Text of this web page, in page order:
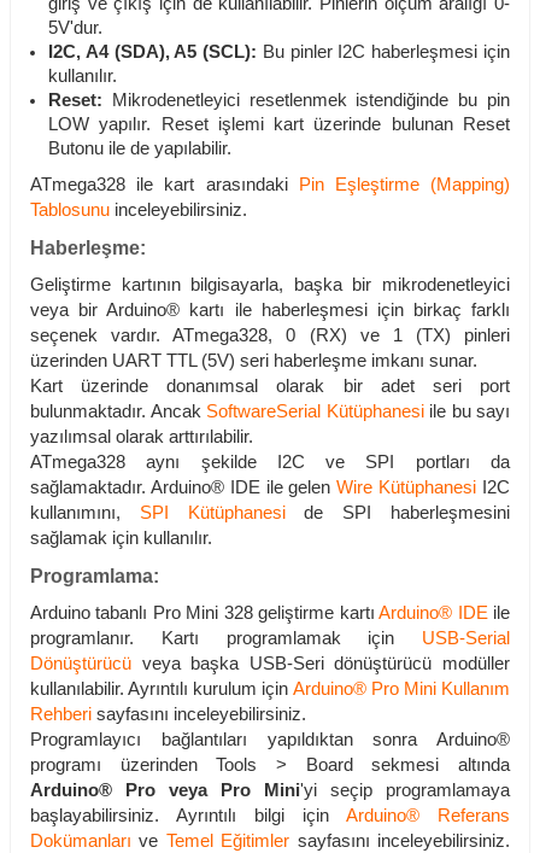
5V'dur.
I2C, A4 (SDA), A5 (SCL): Bu pinler I2C haberleşmesi için
kullanılır.
Reset:
Mikrodenetleyici resetlenmek istendiğinde bu pin
LOW yapılır. Reset işlemi kart üzerinde bulunan Reset
Butonu ile de yapılabilir.
ATmega328 ile kart arasındaki
Pin Eşleştirme (Mapping)
Tablosunu inceleyebilirsiniz.
Haberleşme:
Geliştirme kartının bilgisayarla, başka bir mikrodenetleyici
veya bir Arduino® kartı ile haberleşmesi için birkaç farklı
seçenek vardır. ATmega328, 0 (RX) ve 1 (TX) pinleri
üzerinden UART TTL (5V) seri haberleşme imkanı sunar.
Kart üzerinde donanımsal olarak bir adet seri port
bulunmaktadır. Ancak SoftwareSerial Kütüphanesiile bu sayı
yazılımsal olarak arttırılabilir.
ATmega328 aynı şekilde I2C ve SPI portları da
sağlamaktadır. Arduino® IDE ile gelenWire Kütüphanesi I2C
kullanımını, SPI Kütüphaneside SPI haberleşmesini
sağlamak için kullanılır.
Programlama:
Arduino tabanlı Pro Mini 328 geliştirme kartıArduino® IDE ile
programlanır. Kartı programlamak için USB-Serial
Dönüştürücü veya başka USB-Seri dönüştürücü modüller
kullanılabilir. Ayrıntılı kurulum için Arduino® Pro Mini Kullanım
Rehberi sayfasını inceleyebilirsiniz.
Programlayıcı bağlantıları yapıldıktan sonra Arduino®
programı üzerinden Tools > Board sekmesi altında
Arduino® Pro veya Pro Mini'yi seçip programlamaya
başlayabilirsiniz. Ayrıntılı bilgi için Arduino® Referans
Dokümanları ve Temel Eğitimler sayfasını inceleyebilirsiniz.